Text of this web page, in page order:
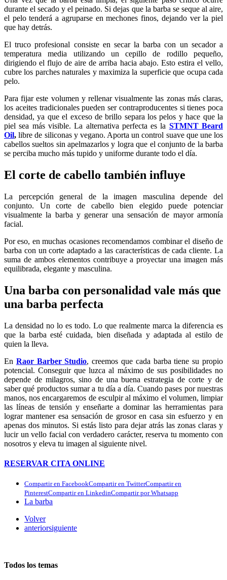
durante el secado y el peinado. Si dejas que la barba se seque al aire,
el pelo tenderá a agruparse en mechones finos, dejando ver la piel
que hay detrás.
El truco profesional consiste en secar la barba con un secador a
temperatura media utilizando un cepillo de rodillo pequeño,
dirigiendo el flujo de aire de arriba hacia abajo. Esto estira el vello,
cubre los parches naturales y maximiza la superficie que ocupa cada
pelo.
Para fijar este volumen y rellenar visualmente las zonas más claras,
los aceites tradicionales pueden ser contraproducentes si tienes poca
densidad, ya que el exceso de brillo separa los pelos y hace que la
piel sea más visible. La alternativa perfecta es la STMNT Beard
Oil,libre de siliconas y vegano. Aporta un control suave que une los
cabellos sueltos sin apelmazarlos y logra que el conjunto de la barba
se perciba mucho más tupido y uniforme durante todo el día.
El corte de cabello también influye
La percepción general de la imagen masculina depende del
conjunto. Un corte de cabello bien elegido puede potenciar
visualmente la barba y generar una sensación de mayor armonía
facial.
Por eso, en muchas ocasiones recomendamos combinar el diseño de
barba con un corte adaptado a las características de cada cliente. La
suma de ambos elementos contribuye a proyectar una imagen más
equilibrada, elegante y masculina.
Una barba con personalidad vale más que
una barba perfecta
La densidad no lo es todo. Lo que realmente marca la diferencia es
que la barba esté cuidada, bien diseñada y adaptada al estilo de
quien la lleva.
En Raor Barber Studio, creemos que cada barba tiene su propio
potencial. Conseguir que luzca al máximo de sus posibilidades no
depende de milagros, sino de una buena estrategia de corte y de
saber qué productos sumar a tu día a día. Cuando pases por nuestras
manos, nos encargaremos de esculpir al máximo el volumen, limpiar
las líneas de tensión y enseñarte a dominar las herramientas para
lograr mantener esa sensación de grosor en casa sin esfuerzo y en
apenas dos minutos. Si estás listo para dejar atrás las zonas claras y
lucir un vello facial con verdadero carácter, reserva tu momento con
nosotros y eleva tu imagen al siguiente nivel.
RESERVAR CITA ONLINE
Compartir en FacebookCompartir en TwitterCompartir en
PinterestCompartir en LinkedinCompartir por Whatsapp
La barba
Volver
anteriorsiguiente
Todos los temas